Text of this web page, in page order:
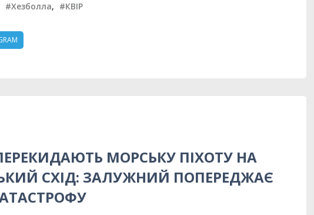
#Хезболла, #КВІР
МОРСЬКУ ПІХОТУ НА
СХІД: ЗАЛУЖНИЙ ПОПЕРЕДЖАЄ